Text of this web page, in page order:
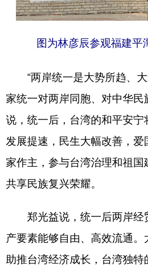
图为林彦辰参观福建平
“两岸统一是大势所趋、大
家统一对两岸同胞、对中华民
说，统一后，台湾的和平安
发展提速，民生大幅改善，
家作主，参与台湾治理和祖国
共享民族复兴荣耀。
郑光益说，统一后两岸经
产要素能够自由、高效流通
助推台湾经济成长，台湾独